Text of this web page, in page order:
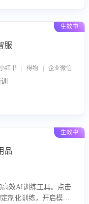
生效中
服
书 | 得物 | 企业微信
生效中
品
效AI训练工具。点击
制化训练，开启模拟